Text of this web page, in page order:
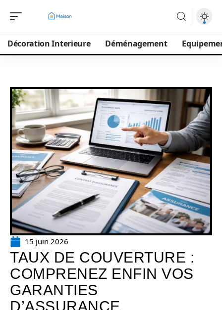
Décoration Interieure Déménagement
15 juin 2026
TAUX DE COUVERTURE :
COMPRENEZ ENFIN VOS
GARANTIES
D’ASSURANCE